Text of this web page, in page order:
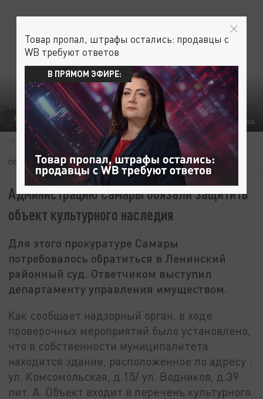
ФОТО: ZAMIR USMANOV/GLOBAL LOOK PRESS
ОБЩЕСТВО
10 НОЯБРЯ 17:57
ПОДПИШИТЕСЬ:
Администрацию Самары обязали защитить
объект культурного наследия
Для этого прокуратуре Самары
потребовалось обратиться в Ленинский
районный суд. Ответчиком выступил
департаменту управления имуществом.
Как сообщает надзорный орган, в ходе
проверочных мероприятий было установлено,
что в собственности муниципалитета
находится здание, расположенное по адресу :
ул. Комсомольская, д.15/ ул. Водников, д.39
лит. А. Объект входит в перечень культурного
Товар пропал, штрафы остались: продавцы с
WB требуют ответов
В ПРЯМОМ ЭФИРЕ: